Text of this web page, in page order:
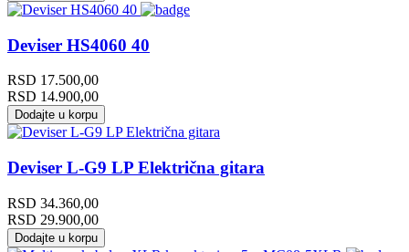
Deviser HS4060 40
RSD 17.500,00
RSD 14.900,00
Dodajte u korpu
Deviser L-G9 LP Električna gitara
RSD 34.360,00
RSD 29.900,00
Dodajte u korpu